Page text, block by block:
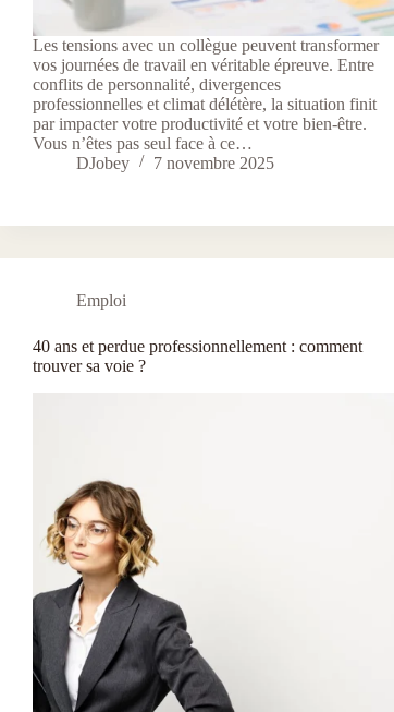
Les tensions avec un collègue peuvent transformer
vos journées de travail en véritable épreuve. Entre
conflits de personnalité, divergences
professionnelles et climat délétère, la situation finit
par impacter votre productivité et votre bien-être.
Vous n’êtes pas seul face à ce…
DJobey
7 novembre 2025
Emploi
40 ans et perdue professionnellement : comment
trouver sa voie ?